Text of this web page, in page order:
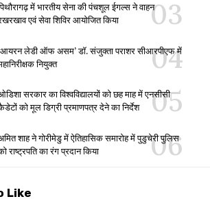
में भारतीय सेना की पंचशूल ईगल्स ने वाहन
एवं सेवा शिविर आयोजित किया
लेडी ऑफ असम’ डॉ. संजुक्ता पराशर सीआरपीएफ में
नियुक्त
सरकार का विश्वविद्यालयों को छह माह में एनसीसी
को मूल डिग्री प्रमाणपत्र देने का निर्देश
शाह ने गोरीमेडु में ऐतिहासिक समारोह में पुडुचेरी पुलिस
राष्ट्रपति का रंग प्रदान किया
Like